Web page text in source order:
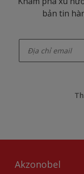
bản tin
Akzonobel